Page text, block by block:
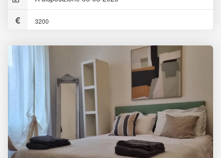
3200